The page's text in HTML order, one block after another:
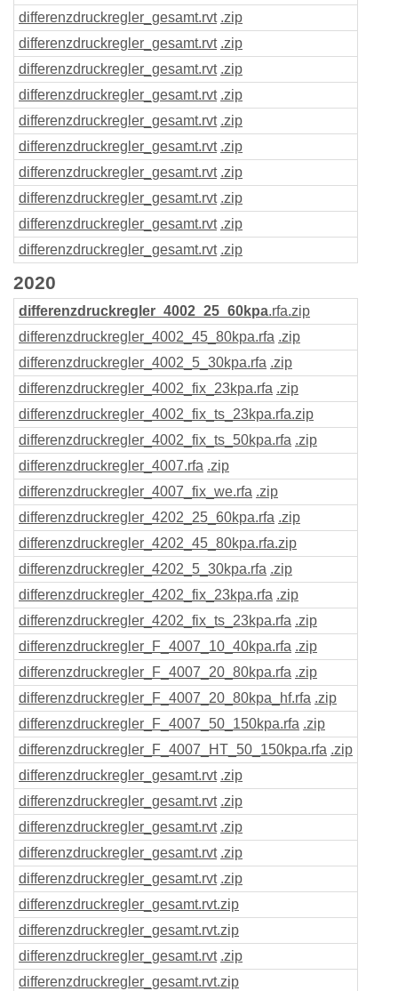
differenzdruckregler_gesamt.rvt .zip
differenzdruckregler_gesamt.rvt .zip
differenzdruckregler_gesamt.rvt .zip
differenzdruckregler_gesamt.rvt .zip
differenzdruckregler_gesamt.rvt .zip
differenzdruckregler_gesamt.rvt .zip
differenzdruckregler_gesamt.rvt .zip
differenzdruckregler_gesamt.rvt .zip
differenzdruckregler_gesamt.rvt .zip
differenzdruckregler_gesamt.rvt .zip
2020
differenzdruckregler_4002_25_60kpa.rfa.zip
differenzdruckregler_4002_45_80kpa.rfa .zip
differenzdruckregler_4002_5_30kpa.rfa .zip
differenzdruckregler_4002_fix_23kpa.rfa .zip
differenzdruckregler_4002_fix_ts_23kpa.rfa.zip
differenzdruckregler_4002_fix_ts_50kpa.rfa .zip
differenzdruckregler_4007.rfa .zip
differenzdruckregler_4007_fix_we.rfa .zip
differenzdruckregler_4202_25_60kpa.rfa .zip
differenzdruckregler_4202_45_80kpa.rfa.zip
differenzdruckregler_4202_5_30kpa.rfa .zip
differenzdruckregler_4202_fix_23kpa.rfa .zip
differenzdruckregler_4202_fix_ts_23kpa.rfa .zip
differenzdruckregler_F_4007_10_40kpa.rfa .zip
differenzdruckregler_F_4007_20_80kpa.rfa .zip
differenzdruckregler_F_4007_20_80kpa_hf.rfa .zip
differenzdruckregler_F_4007_50_150kpa.rfa .zip
differenzdruckregler_F_4007_HT_50_150kpa.rfa .zip
differenzdruckregler_gesamt.rvt .zip
differenzdruckregler_gesamt.rvt .zip
differenzdruckregler_gesamt.rvt .zip
differenzdruckregler_gesamt.rvt .zip
differenzdruckregler_gesamt.rvt .zip
differenzdruckregler_gesamt.rvt.zip
differenzdruckregler_gesamt.rvt.zip
differenzdruckregler_gesamt.rvt .zip
differenzdruckregler_gesamt.rvt.zip